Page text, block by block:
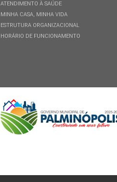
ATENDIMENTO À SAÚDE
MINHA CASA, MINHA VIDA
ESTRUTURA ORGANIZACIONAL
HORÁRIO DE FUNCIONAMENTO